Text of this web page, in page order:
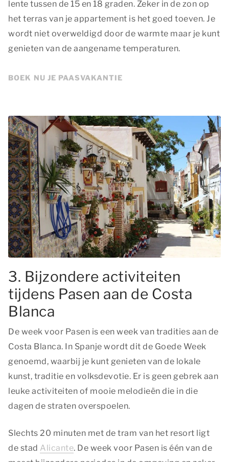
lente tussen de 15 en 18 graden. Zeker in de zon op
het terras van je appartement is het goed toeven. Je
wordt niet overweldigd door de warmte maar je kunt
genieten van de aangename temperaturen.
BOEK NU JE PAASVAKANTIE
3. Bijzondere activiteiten
tijdens Pasen aan de Costa
Blanca
De week voor Pasen is een week van tradities aan de
Costa Blanca. In Spanje wordt dit de Goede Week
genoemd, waarbij je kunt genieten van de lokale
kunst, traditie en volksdevotie. Er is geen gebrek aan
leuke activiteiten of mooie melodieën die in die
dagen de straten overspoelen.
Slechts 20 minuten met de tram van het resort ligt
de stad Alicante. De week voor Pasen is één van de